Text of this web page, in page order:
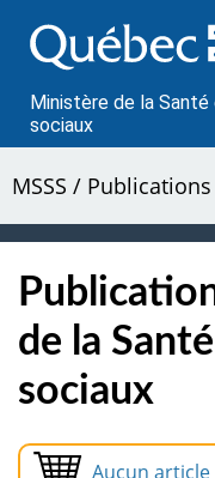
au
contenu
Ministère de la
sociaux
MSSS / Publications
de la
sociaux
Aucun